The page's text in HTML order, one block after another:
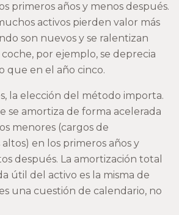
primeros años y menos después.
activos pierden valor más
son nuevos y se ralentizan
por ejemplo, se deprecia
que en el año cinco.
la elección del método importa.
se amortiza de forma acelerada
menores (cargos de
en los primeros años y
después. La amortización total
útil del activo es la misma de
una cuestión de calendario, no